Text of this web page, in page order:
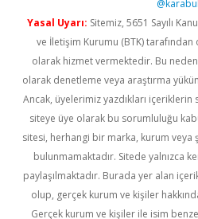
@karabul
Yasal Uyarı: Sitemiz, 5651 Sayılı
ve İletişim Kurumu (BTK) tarafından
olarak hizmet vermektedir. Bu
olarak denetleme veya araştırma
Ancak, üyelerimiz yazdıkları
siteye üye olarak bu sorumluluğu
sitesi, herhangi bir marka, kurum veya
bulunmamaktadır. Sitede yalnızca
paylaşılmaktadır. Burada yer alan
olup, gerçek kurum ve kişiler
Gerçek kurum ve kişiler ile isim